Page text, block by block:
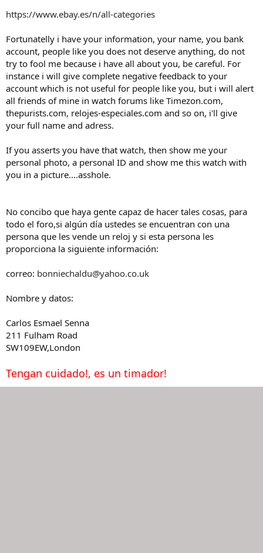
https://www.ebay.es/n/all-categories
Fortunatelly i have your information, your name, you bank
account, people like you does not deserve anything, do not
try to fool me because i have all about you, be careful. For
instance i will give complete negative feedback to your
account which is not useful for people like you, but i will alert
all friends of mine in watch forums like Timezon.com,
thepurists.com, relojes-especiales.com and so on, i'll give
your full name and adress.
If you asserts you have that watch, then show me your
personal photo, a personal ID and show me this watch with
you in a picture....asshole.
No concibo que haya gente capaz de hacer tales cosas, para
todo el foro,si algún día ustedes se encuentran con una
persona que les vende un reloj y si esta persona les
proporciona la siguiente información:
correo: bonniechaldu@yahoo.co.uk
Nombre y datos:
Carlos Esmael Senna
211 Fulham Road
SW109EW,London
Tengan cuidado!, es un timador!